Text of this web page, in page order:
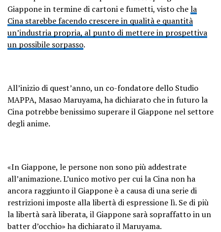
Giappone in termine di cartoni e fumetti, visto chela
Cina starebbe facendo crescere in qualità e quantità
un’industria propria, al punto di mettere in prospettiva
un possibile sorpasso.
All’inizio di quest’anno, un co-fondatore dello Studio
MAPPA, Masao Maruyama, ha dichiarato che in futuro la
Cina potrebbe benissimo superare il Giappone nel settore
degli anime.
«In Giappone, le persone non sono più addestrate
all’animazione. L’unico motivo per cui la Cina non ha
ancora raggiunto il Giappone è a causa di una serie di
restrizioni imposte alla libertà di espressione lì. Se di più
la libertà sarà liberata, il Giappone sarà sopraffatto in un
batter d’occhio» ha dichiarato il Maruyama.